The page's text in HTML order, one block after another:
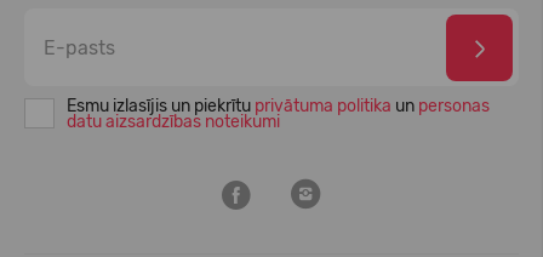
Esmu izlasījis un piekrītu privātuma politika un personas
datu aizsardzības noteikumi